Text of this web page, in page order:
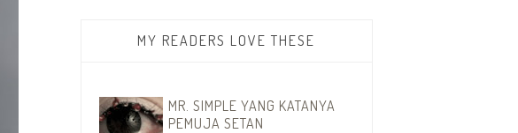
MY READERS LOVE THESE
MR. SIMPLE YANG KATANYA
PEMUJA SETAN